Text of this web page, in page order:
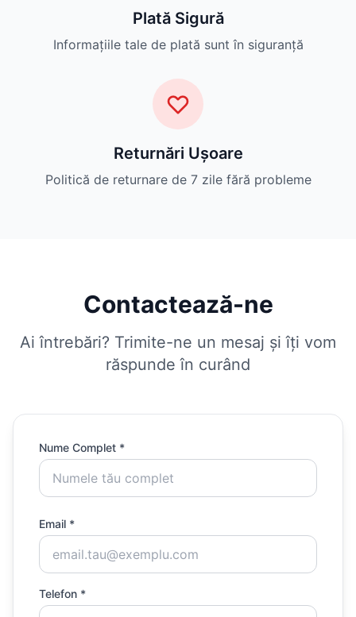
Plată Sigură
Informațiile tale de plată sunt în siguranță
Returnări Ușoare
Politică de returnare de 7 zile fără probleme
Contactează-ne
Ai întrebări? Trimite-ne un mesaj și îți vom
răspunde în curând
Nume Complet *
Email *
Telefon *